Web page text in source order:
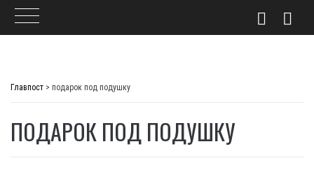
Главпост > подарок под подушку
ПОДАРОК ПОД ПОДУШКУ